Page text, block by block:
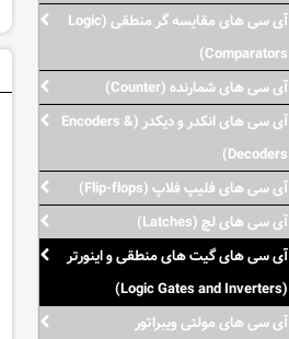
آی سی های مقایسه گر منطقی (Logic
Comparators)
آی سی های شمارنده (Counter)
آی سی های انکدر و دیکدر (Encoders &
Decoders)
آی سی های فلیپ فلاپ (Flip-flops)
آی سی های لچ (Latches)
آی سی های گیت های منطقی و اینورتر
(Logic Gates and Inverters)
آی سی های مولتی ویبراتور